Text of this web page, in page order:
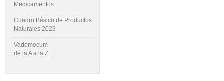
Medicamentos
Cuadro Básico de Productos
Naturales 2023
Vademecum
de la A a la Z